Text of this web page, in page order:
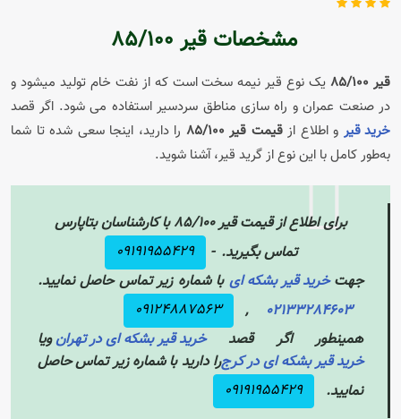
مشخصات قیر 85/100
قیر 85/100
یک نوع قیر نیمه سخت است که از نفت خام تولید میشود و
در صنعت عمران و راه سازی مناطق سردسیر استفاده می شود. اگر قصد
خرید قیرو اطلاع ازقیمت قیر ۸۵/۱۰۰
را دارید، اینجا سعی شده تا شما
به‌طور کامل با این نوع از گرید قیر، آشنا شوید.
برای اطلاع ازقیمت قیر 85/100
با کارشناسان بتاپارس
تماس بگیرید. -
09191955429
جهتخرید قیر بشکه ای با شماره زیر تماس حاصل نمایید.
02133284603
,
09124887563
همینطور اگر قصدخرید قیر بشکه ای در تهرانویا
خرید قیر بشکه ای در کرجرا دارید با شماره زیر تماس حاصل
نمایید.
09191955429